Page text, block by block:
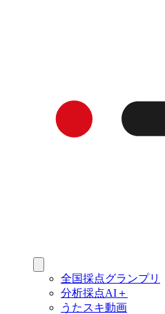
全国採点グランプリ
分析採点AI＋
うたスキ動画